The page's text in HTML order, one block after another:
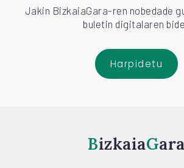
Jakin BizkaiaGara-ren nobedade
buletin digitalaren
Harpidetu
Bizkaia Gara